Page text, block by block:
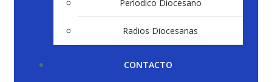
Períodico Diocesano
Radios Diocesanas
CONTACTO